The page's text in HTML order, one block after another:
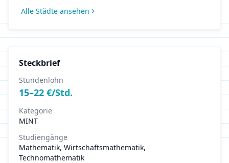
Alle Städte ansehen
Steckbrief
Stundenlohn
15–22 €/Std.
Kategorie
MINT
Studiengänge
Mathematik, Wirtschaftsmathematik,
Technomathematik